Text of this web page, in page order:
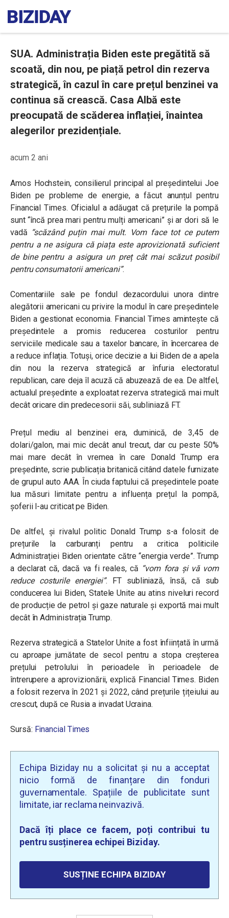
SUA. Administrația Biden este pregătită să
scoată, din nou, pe piață petrol din rezerva
strategică, în cazul în care prețul benzinei va
continua să crească. Casa Albă este
preocupată de scăderea inflației, înaintea
alegerilor prezidențiale.
acum 2 ani
Amos Hochstein, consilierul principal al președintelui Joe
Biden pe probleme de energie, a făcut anunțul pentru
Financial Times. Oficialul a adăugat că prețurile la pompă
sunt “încă prea mari pentru mulți americani” și ar dori să le
vadă “scăzând puțin mai mult. Vom face tot ce putem
pentru a ne asigura că piața este aprovizionată suficient
de bine pentru a asigura un preț cât mai scăzut posibil
pentru consumatorii americani”.
Comentariile sale pe fondul dezacordului unora dintre
alegătorii americani cu privire la modul în care președintele
Biden a gestionat economia. Financial Times amintește că
președintele a promis reducerea costurilor pentru
serviciile medicale sau a taxelor bancare, în încercarea de
a reduce inflația. Totuși, orice decizie a lui Biden de a apela
din nou la rezerva strategică ar înfuria electoratul
republican, care deja îl acuză că abuzează de ea. De altfel,
actualul președinte a exploatat rezerva strategică mai mult
decât oricare din predecesorii săi, subliniază FT.
Prețul mediu al benzinei era, duminică, de 3,45 de
dolari/galon, mai mic decât anul trecut, dar cu peste 50%
mai mare decât în vremea în care Donald Trump era
președinte, scrie publicația britanică citând datele furnizate
de grupul auto AAA. În ciuda faptului că președintele poate
lua măsuri limitate pentru a influența prețul la pompă,
șoferii l-au criticat pe Biden.
De altfel, și rivalul politic Donald Trump s-a folosit de
prețurile la carburanți pentru a critica politicile
Administrației Biden orientate către “energia verde”. Trump
a declarat că, dacă va fi reales, că “vom fora și vă vom
reduce costurile energiei”. FT subliniază, însă, că sub
conducerea lui Biden, Statele Unite au atins niveluri record
de producție de petrol și gaze naturale și exportă mai mult
decât în Administrația Trump.
Rezerva strategică a Statelor Unite a fost înființată în urmă
cu aproape jumătate de secol pentru a stopa creșterea
prețului petrolului în perioadele în perioadele de
întrerupere a aprovizionării, explică Financial Times. Biden
a folosit rezerva în 2021 și 2022, când prețurile țițeiului au
crescut, după ce Rusia a invadat Ucraina.
Sursă: Financial Times
Echipa Biziday nu a solicitat și nu a acceptat
nicio formă de finanțare din fonduri
guvernamentale. Spațiile de publicitate sunt
limitate, iar reclama neinvazivă.
Dacă îți place ce facem, poți contribui tu
pentru susținerea echipei Biziday.
SUSȚINE ECHIPA BIZIDAY